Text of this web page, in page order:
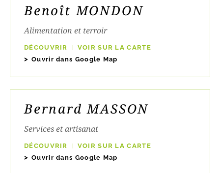
Benoît MONDON
Alimentation et terroir
DÉCOUVRIR
VOIR SUR LA CARTE
Ouvrir dans Google Map
Bernard MASSON
Services et artisanat
DÉCOUVRIR
VOIR SUR LA CARTE
Ouvrir dans Google Map